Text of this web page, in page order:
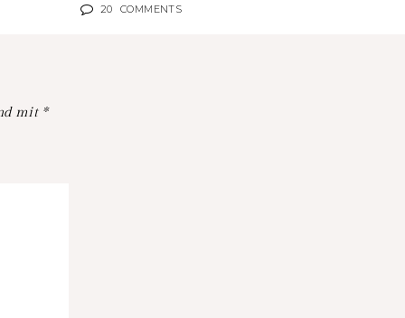
20 COMMENTS
mit *